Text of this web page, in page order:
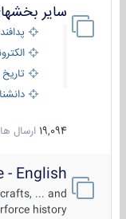
سایر
پدافند
تاریخ
19,094 ارسال ها
- English
... and
airforce history